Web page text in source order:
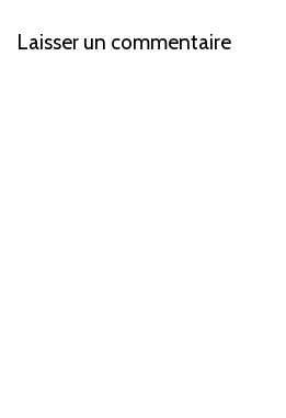
Laisser un commentaire